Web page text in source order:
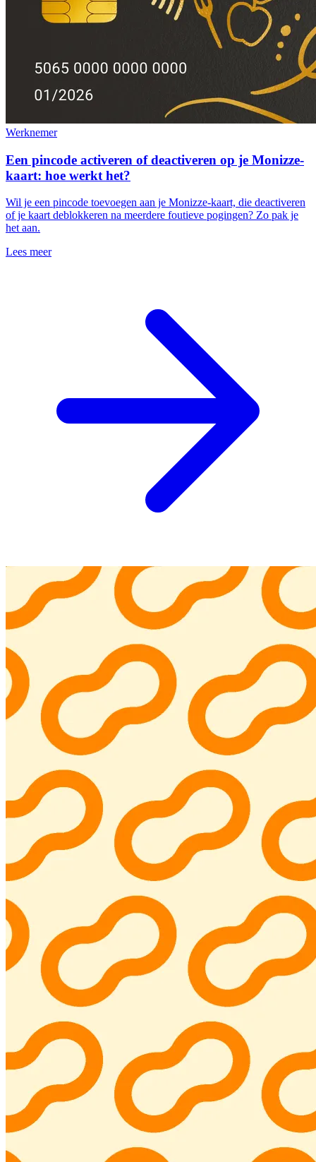
Werknemer
Een pincode activeren of deactiveren op je Monizze-
kaart: hoe werkt het?
Wil je een pincode toevoegen aan je Monizze-kaart, die deactiveren
of je kaart deblokkeren na meerdere foutieve pogingen? Zo pak je
het aan.
Lees meer